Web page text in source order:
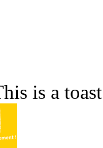
is a toast